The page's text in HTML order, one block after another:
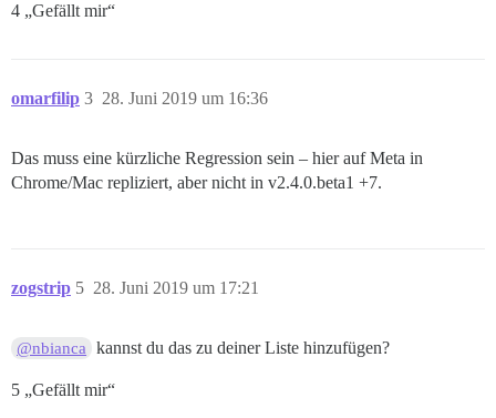
4 „Gefällt mir“
omarfilip 28. Juni 2019 um 16:36
3
Das muss eine kürzliche Regression sein – hier auf Meta in
Chrome/Mac repliziert, aber nicht in v2.4.0.beta1 +7.
zogstrip 28. Juni 2019 um 17:21
5
@nbianca kannst du das zu deiner Liste hinzufügen?
5 „Gefällt mir“